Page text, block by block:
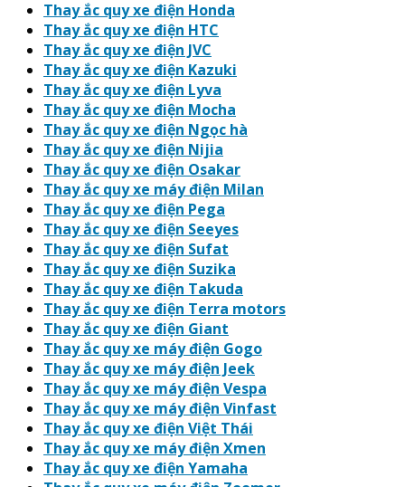
Thay ắc quy xe điện Honda
Thay ắc quy xe điện HTC
Thay ắc quy xe điện JVC
Thay ắc quy xe điện Kazuki
Thay ắc quy xe điện Lyva
Thay ắc quy xe điện Mocha
Thay ắc quy xe điện Ngọc hà
Thay ắc quy xe điện Nijia
Thay ắc quy xe điện Osakar
Thay ắc quy xe máy điện Milan
Thay ắc quy xe điện Pega
Thay ắc quy xe điện Seeyes
Thay ắc quy xe điện Sufat
Thay ắc quy xe điện Suzika
Thay ắc quy xe điện Takuda
Thay ắc quy xe điện Terra motors
Thay ắc quy xe điện Giant
Thay ắc quy xe máy điện Gogo
Thay ắc quy xe máy điện Jeek
Thay ắc quy xe máy điện Vespa
Thay ắc quy xe máy điện Vinfast
Thay ắc quy xe điện Việt Thái
Thay ắc quy xe máy điện Xmen
Thay ắc quy xe điện Yamaha